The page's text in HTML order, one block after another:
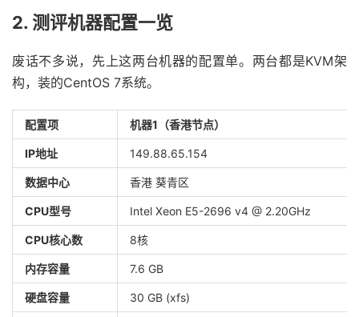
2. 测评机器配置一览
废话不多说，先上这两台机器的配置单。两台都是KVM架
构，装的CentOS 7系统。
配置项 机器1（香港节点）
IP地址 149.88.65.154
数据中心 香港 葵青区
CPU型号 Intel Xeon E5-2696 v4 @ 2.20GHz
CPU核心数 8核
内存容量 7.6 GB
硬盘容量 30 GB (xfs)